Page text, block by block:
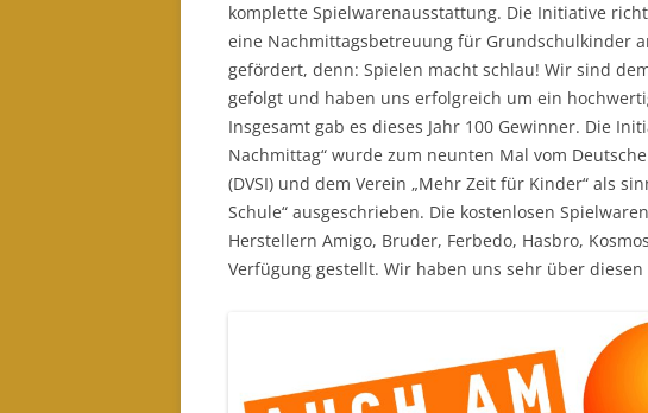
komplette Spielwarenausstattung. Die Initiative
eine Nachmittagsbetreuung für Grundschulkinder
gefördert, denn: Spielen macht schlau! Wir sind
gefolgt und haben uns erfolgreich um ein
Insgesamt gab es dieses Jahr 100 Gewinner. Die
Nachmittag“ wurde zum neunten Mal vom
(DVSI) und dem Verein „Mehr Zeit für Kinder“ als
Schule“ ausgeschrieben. Die kostenlosen
Herstellern Amigo, Bruder, Ferbedo, Hasbro,
Verfügung gestellt. Wir haben uns sehr über